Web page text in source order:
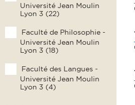
Université Jean Moulin
Lyon 3 (22)
Faculté de Philosophie -
Université Jean Moulin
Lyon 3 (18)
Faculté des Langues -
Université Jean Moulin
Lyon 3 (4)